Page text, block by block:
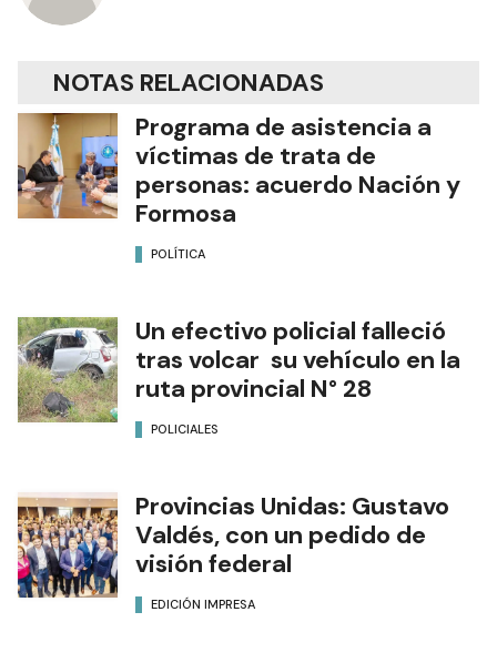
NOTAS RELACIONADAS
Programa de asistencia a
víctimas de trata de
personas: acuerdo Nación y
Formosa
POLÍTICA
Un efectivo policial falleció
tras volcar su vehículo en la
ruta provincial N° 28
POLICIALES
Provincias Unidas: Gustavo
Valdés, con un pedido de
visión federal
EDICIÓN IMPRESA